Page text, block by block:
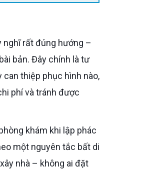
bản. Đây chính là tư
thiệp phục hình nào,
phí và tránh được
một nguyên tắc bất di
nhà – không ai đặt